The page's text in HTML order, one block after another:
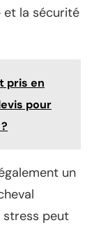
et la sécurité
pris en
pour
un
stress peut